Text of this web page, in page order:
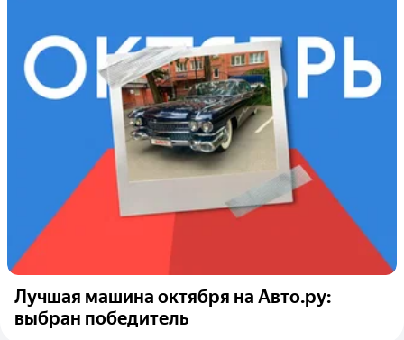
Лучшая машина октября на Авто.ру:
выбран победитель